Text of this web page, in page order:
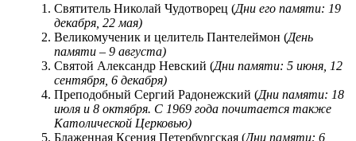
Святитель Николай Чудотворец (Дни его памяти: 19
декабря, 22 мая)
Великомученик и целитель Пантелеймон (День
памяти – 9 августа)
Святой Александр Невский (Дни памяти: 5 июня, 12
сентября, 6 декабря)
Преподобный Сергий Радонежский (Дни памяти: 18
июля и 8 октября. С 1969 года почитается также
Католической Церковью)
Блаженная Ксения Петербургская (Дни памяти: 6